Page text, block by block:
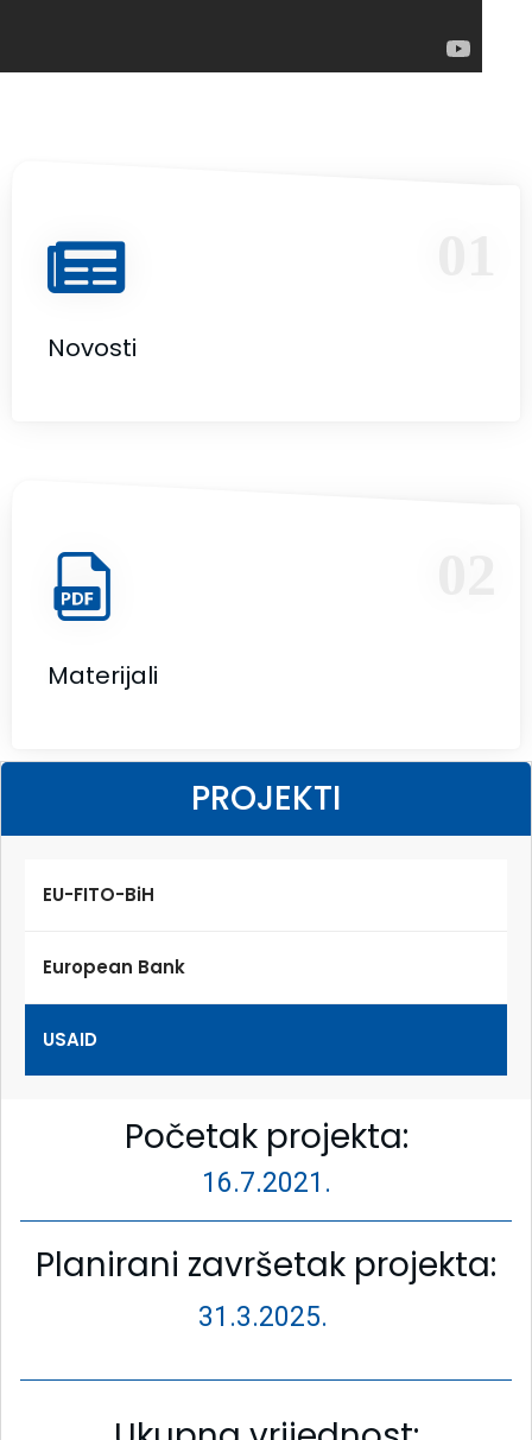
Novosti
Materijali
PROJEKTI
EU-FITO-BiH
European Bank
USAID
Početak projekta:
16.7.2021.
Planirani završetak projekta:
31.3.2025.